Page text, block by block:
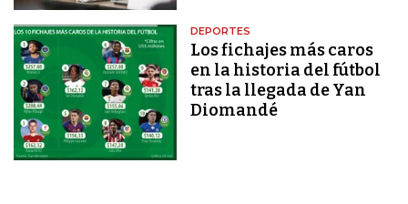
DEPORTES
Los fichajes más caros
en la historia del fútbol
tras la llegada de Yan
Diomandé